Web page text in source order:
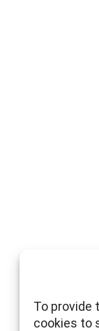
To provide
cookies to